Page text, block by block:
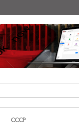
СССР